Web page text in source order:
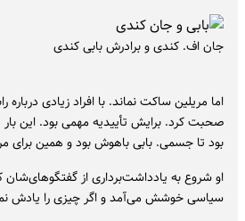
جان اف. کندی و برادرش بابی کندی
اما مریلین ساکت نماند. با افراد زیادی درباره‌
صحبت کرد. برایش تأییدیه‌ مهمی بود. این
بود تا جسمی. بابی باهوش بود و همین برای
او شروع به یادداشت‌برداری از
سیاسی خوشش می‌آمد و اگر چیزی را یادش